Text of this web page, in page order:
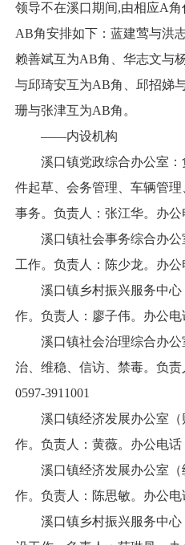
领导不在溪口期间,由相应A
AB角安排如下：蓝建莺与洪
赖善斌互为AB角、华志文与
与邱琦安互为AB角、邱招娣
珊与张津互为AB角。
——内设机构
溪口镇党政综合办公室：
件起草、会务管理、车辆管
事务。负责人：张江华。办公
溪口镇社会事务综合办公
工作。负责人：陈少龙。办公
溪口镇乡村振兴服务中心
作。负责人：廖子伟。办公电
溪口镇社会治理综合办公
治、维稳、信访、禁毒。负责
0597-3911001
溪口镇经济发展办公室（
作。负责人：黄薇。办公电话
溪口镇经济发展办公室（
作。负责人：陈思敏。办公电
溪口镇乡村振兴服务中心